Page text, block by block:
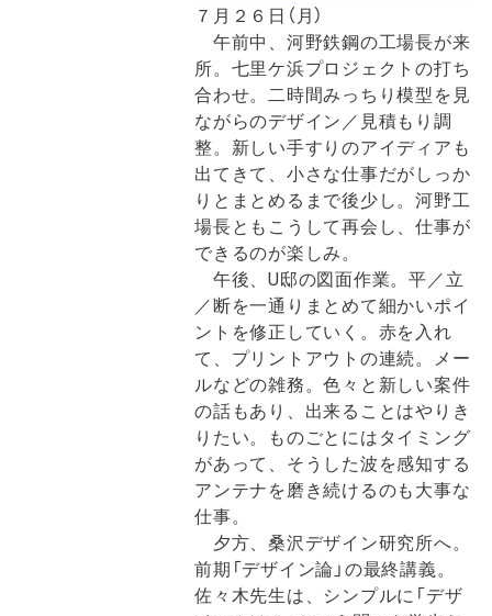
７月２６日（月）
午前中、河野鉄鋼の工場長が来
所。七里ケ浜プロジェクトの打ち
合わせ。二時間みっちり模型を見
ながらのデザイン／見積もり調
整。新しい手すりのアイディアも
出てきて、小さな仕事だがしっか
りとまとめるまで後少し。河野工
場長ともこうして再会し、仕事が
できるのが楽しみ。
午後、U邸の図面作業。平／立
／断を一通りまとめて細かいポイ
ントを修正していく。赤を入れ
て、プリントアウトの連続。メー
ルなどの雑務。色々と新しい案件
の話もあり、出来ることはやりき
りたい。ものごとにはタイミング
があって、そうした波を感知する
アンテナを磨き続けるのも大事な
仕事。
夕方、桑沢デザイン研究所へ。
前期「デザイン論」の最終講義。
佐々木先生は、シンプルに「デザ